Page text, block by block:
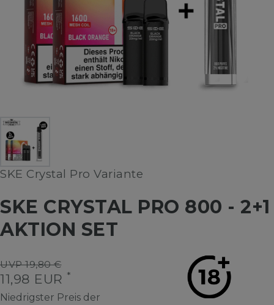
SKE Crystal Pro Variante
SKE CRYSTAL PRO 800 - 2+1
AKTION SET
UVP 19,80 €
11,98 EUR *
Niedrigster Preis der